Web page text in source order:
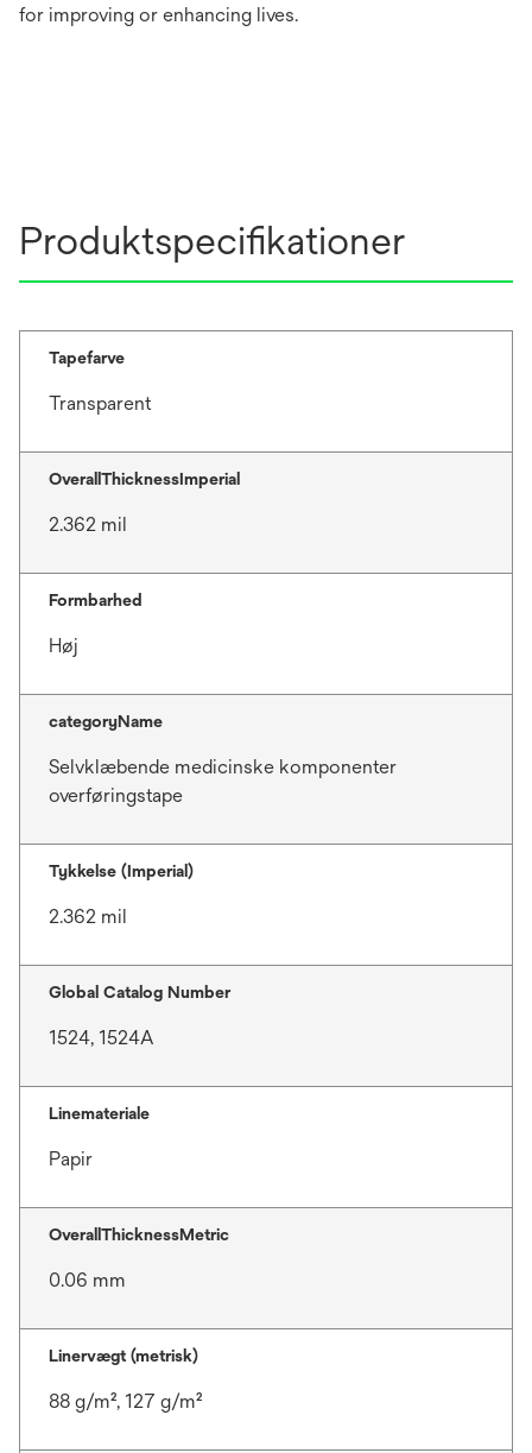
for improving or enhancing lives.
Produktspecifikationer
Tapefarve
Transparent
OverallThicknessImperial
2.362 mil
Formbarhed
Høj
categoryName
Selvklæbende medicinske komponenter
overføringstape
Tykkelse (Imperial)
2.362 mil
Global Catalog Number
1524, 1524A
Linemateriale
Papir
OverallThicknessMetric
0.06 mm
Linervægt (metrisk)
88 g/m², 127 g/m²